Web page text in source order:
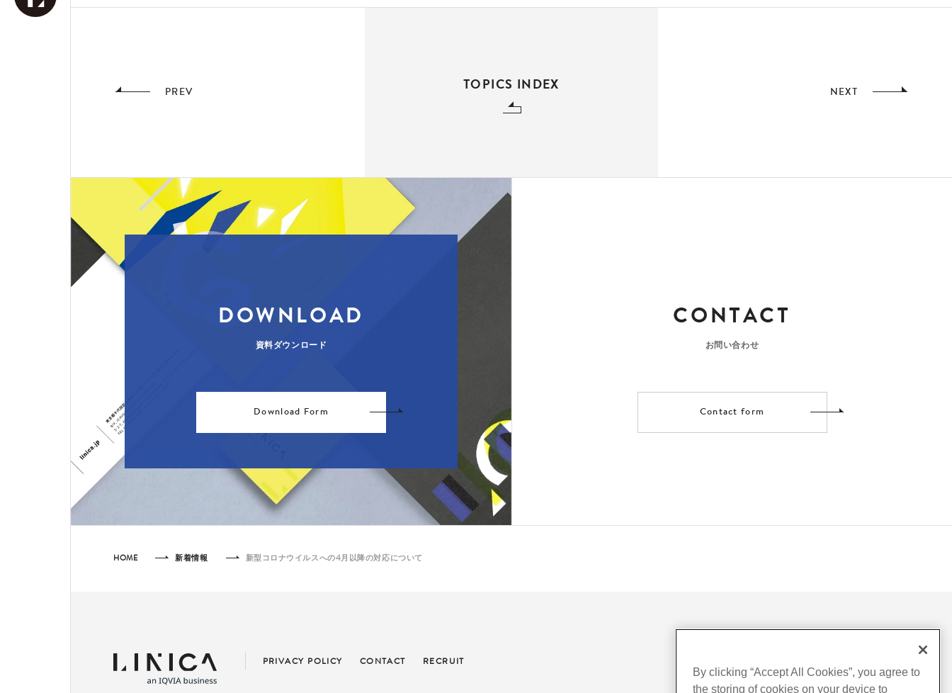
PREV
TOPICS INDEX
NEXT
DOWNLOAD
資料ダウンロード
Download Form
CONTACT
お問い合わせ
Contact form
HOME 新着情報 新型コロナウイルスへの4月以降の対応について
PRIVACY POLICY CONTACT RECRUIT
By clicking “Accept All Cookies”, you agree to
the storing of cookies on your device to